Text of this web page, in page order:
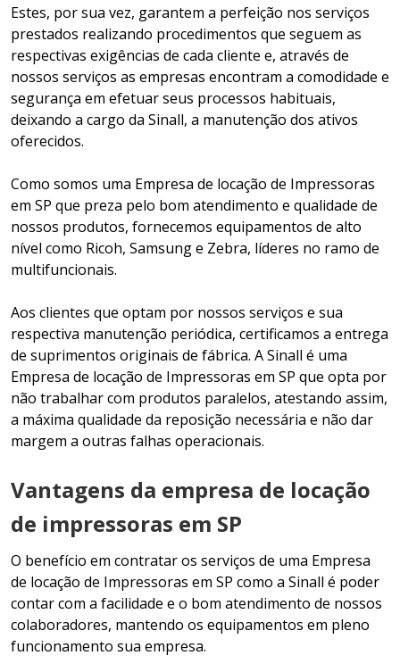
Estes, por sua vez, garantem a perfeição nos serviços
prestados realizando procedimentos que seguem as
respectivas exigências de cada cliente e, através de
nossos serviços as empresas encontram a comodidade e
segurança em efetuar seus processos habituais,
deixando a cargo da Sinall, a manutenção dos ativos
oferecidos.
Como somos uma Empresa de locação de Impressoras
em SP que preza pelo bom atendimento e qualidade de
nossos produtos, fornecemos equipamentos de alto
nível como Ricoh, Samsung e Zebra, líderes no ramo de
multifuncionais.
Aos clientes que optam por nossos serviços e sua
respectiva manutenção periódica, certificamos a entrega
de suprimentos originais de fábrica. A Sinall é uma
Empresa de locação de Impressoras em SP que opta por
não trabalhar com produtos paralelos, atestando assim,
a máxima qualidade da reposição necessária e não dar
margem a outras falhas operacionais.
Vantagens da empresa de locação
de impressoras em SP
O benefício em contratar os serviços de uma Empresa
de locação de Impressoras em SP como a Sinall é poder
contar com a facilidade e o bom atendimento de nossos
colaboradores, mantendo os equipamentos em pleno
funcionamento sua empresa.